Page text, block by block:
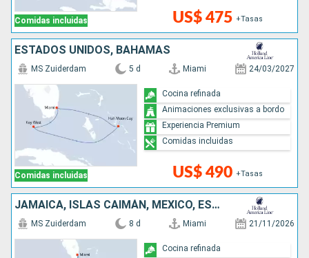
Comidas incluidas US$ 475 +Tasas
ESTADOS UNIDOS, BAHAMAS
Comidas incluidas
MS Zuiderdam 5 d Miami 24/03/2027
US$ 490 +Tasas
Cocina refinada
Animaciones exclusivas a bordo
Experiencia Premium
Comidas incluidas
JAMAICA, ISLAS CAIMÁN, MÉXICO, ESTADOS UNIDOS
MS Zuiderdam 8 d Miami 21/11/2026
Cocina refinada